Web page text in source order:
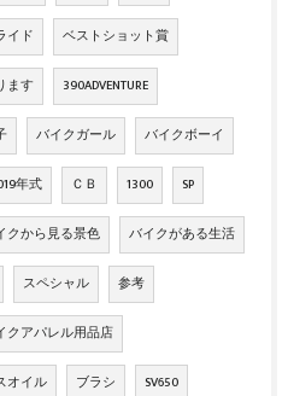
イド ベストショット賞
ます 390ADVENTURE
バイクガール バイクボーイ
年式 ＣＢ 1300 SP
クから見る景色 バイクがある生活
スペシャル 参考
クアパレル用品店
オイル ブラシ SV650